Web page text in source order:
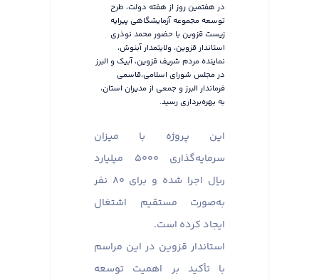
در هفتمین روز از هفته دولت، طرح
توسعه مجموعه آزمایشگاهی پیرایه
زیست قزوین با حضور محمد نوذری
استاندار قزوین، ولایتمدار آبنوش،
نماینده مردم شریف قزوین، آبیک و البرز
در مجلس شورای اسلامی،قاسمی
فرماندار البرز و جمعی از مدیران استان،
به بهره‌برداری رسید.
این پروژه با میزان
سرمایه‌گذاری ۵۰۰۰ میلیارد
ریال اجرا شده و برای ۸۰ نفر
به‌صورت مستقیم اشتغال
ایجاد کرده است.
استاندار قزوین در این مراسم
با تأکید بر اهمیت توسعه